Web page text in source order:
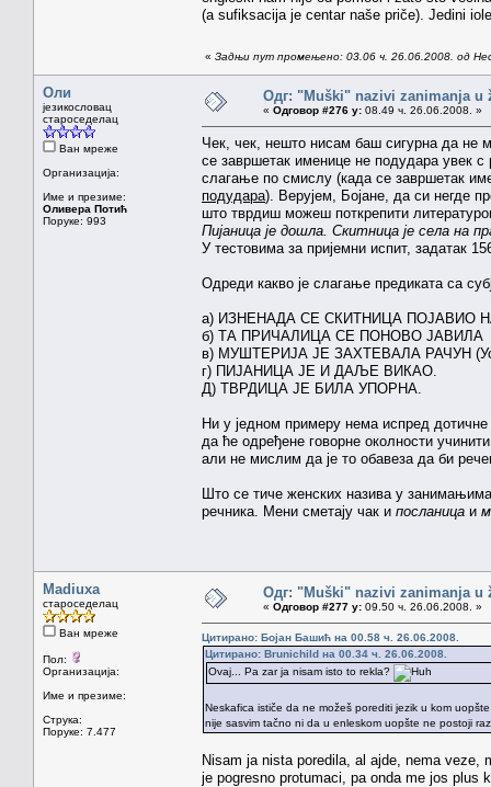
(a sufiksacija je centar naše priče). Jedini
« Задњи пут промењено: 03.06 ч. 26.06.2008. од
Оли
језикословац
староседелац
Ван мреже
Организација:
Име и презиме:
Оливера Потић
Поруке: 993
Одг: "Muški" nazivi zanimanja u
« Одговор #276 у: 08.49 ч. 26.06.2008. »
Чек, чек, нешто нисам баш сигурна да не
се завршетак именице не подудара увек с
слагање по смислу (када се завршетак
подудара). Верујем, Бојане, да си негде
што тврдиш можеш поткрепити
Пијаница је дошла. Скитница је села на
У тестовима за пријемни испит, задатак
Одреди какво је слагање предиката са
а) ИЗНЕНАДА СЕ СКИТНИЦА ПОЈАВИО
б) ТА ПРИЧАЛИЦА СЕ ПОНОВО ЈАВИЛА
в) МУШТЕРИЈА ЈЕ ЗАХТЕВАЛА РАЧУН
г) ПИЈАНИЦА ЈЕ И ДАЉЕ ВИКАО.
Д) ТВРДИЦА ЈЕ БИЛА УПОРНА.
Ни у једном примеру нема испред
да ће одређене говорне околности
али не мислим да је то обавеза да би
Што се тиче женских назива у
речника. Мени сметају чак и посланица и
Madiuxa
староседелац
Ван мреже
Пол:
Организација:
Име и презиме:
Струка:
Поруке: 7.477
Одг: "Muški" nazivi zanimanja u
« Одговор #277 у: 09.50 ч. 26.06.2008. »
Цитирано: Бојан Башић на 00.58 ч. 26.06.2008.
Цитирано: Brunichild на 00.34 ч. 26.06.2008.
Ovaj... Pa zar ja nisam isto to rekla?
Neskafica ističe da ne možeš porediti jezik u kom
nije sasvim tačno ni da u enleskom uopšte ne postoji
Nisam ja nista poredila, al ajde, nema veze,
je pogresno protumaci, pa onda me jos plus